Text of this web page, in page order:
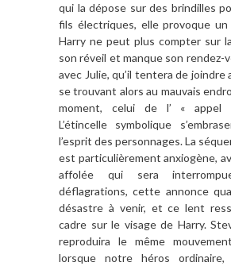
qui la dépose sur des brindilles
fils électriques, elle provoque
Harry ne peut plus compter sur
son réveil et manque son rendez-
avec Julie, qu’il tentera de joindre
se trouvant alors au mauvais
moment, celui de l’ « appel
L’étincelle symbolique
l’esprit des personnages. La
est particulièrement anxiogène,
affolée qui sera
déflagrations, cette annonce
désastre à venir, et ce lent
cadre sur le visage de Harry.
reproduira le même
lorsque notre héros